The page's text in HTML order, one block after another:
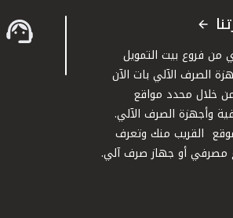
من فروع بيت التمويل
الصرف الآلي بات الآن
خلال محدد مواقع
وأجهزة الصرف الآلي.
القريب منك وتعرف
مصرفي أو جهاز صرف آلي.